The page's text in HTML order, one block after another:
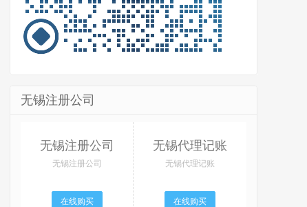
无锡注册公司
无锡注册公司
无锡注册公司
在线购买
无锡代理记账
无锡代理记账
在线购买